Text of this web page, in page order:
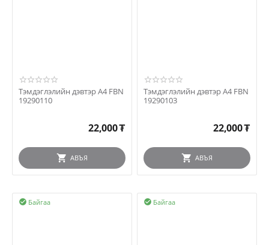
Тэмдэглэлийн дэвтэр A4 FBN
19290110
22,000₮
АВЪЯ
Тэмдэглэлийн дэвтэр A4 FBN
19290103
22,000₮
АВЪЯ
Байгаа
 Байгаа
